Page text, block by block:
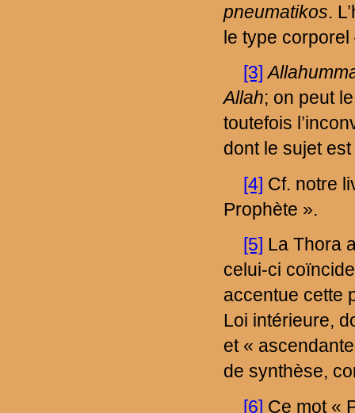
pneumatikos.
le type
[3]
Allah; on peut
toutefois
dont le sujet
[4] Cf. notre
Prophète ».
[5] La Thora
celui-ci
accentue cette
Loi intérieure,
et «
de synthèse,
[6] Ce mot «